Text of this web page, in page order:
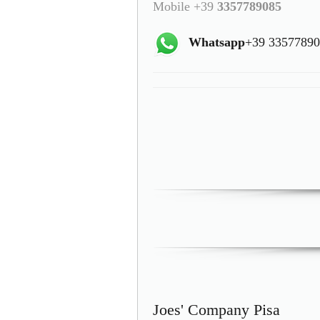
Mobile +39 3357789085
Whatsapp+39
Joes' Company Pisa